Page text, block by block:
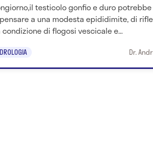
testicolo gonfio e duro
a una modesta epididimite, di
condizione di flogosi vescicale e...
Dr.